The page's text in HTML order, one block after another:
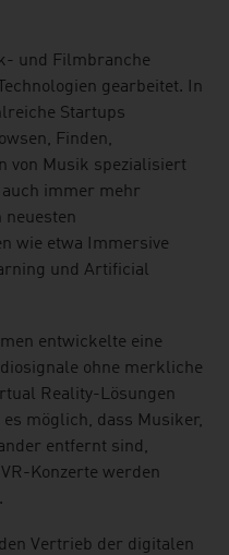
und Filmbranche
gearbeitet. In
Startups
Finden,
von Musik spezialisiert
immer mehr
neuesten
wie etwa Immersive
und Artificial
entwickelte eine
ohne merkliche
Reality-Lösungen
möglich, dass Musiker,
entfernt sind,
Konzerte werden
Vertrieb der digitalen